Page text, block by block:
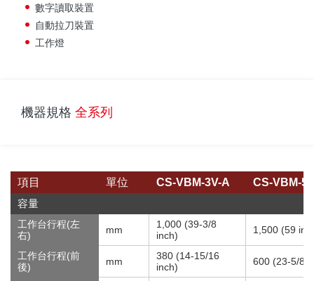
數字讀取裝置
自動拉刀裝置
工作燈
機器規格 全系列
項目 單位 CS-VBM-3V-A
CS-VBM-
容量
工作台行程(左
右)
mm
1,000 (39-3/8
inch)
1,500 (59
工作台行程(前
後)
mm
380 (14-15/16
inch)
600 (23-5/8